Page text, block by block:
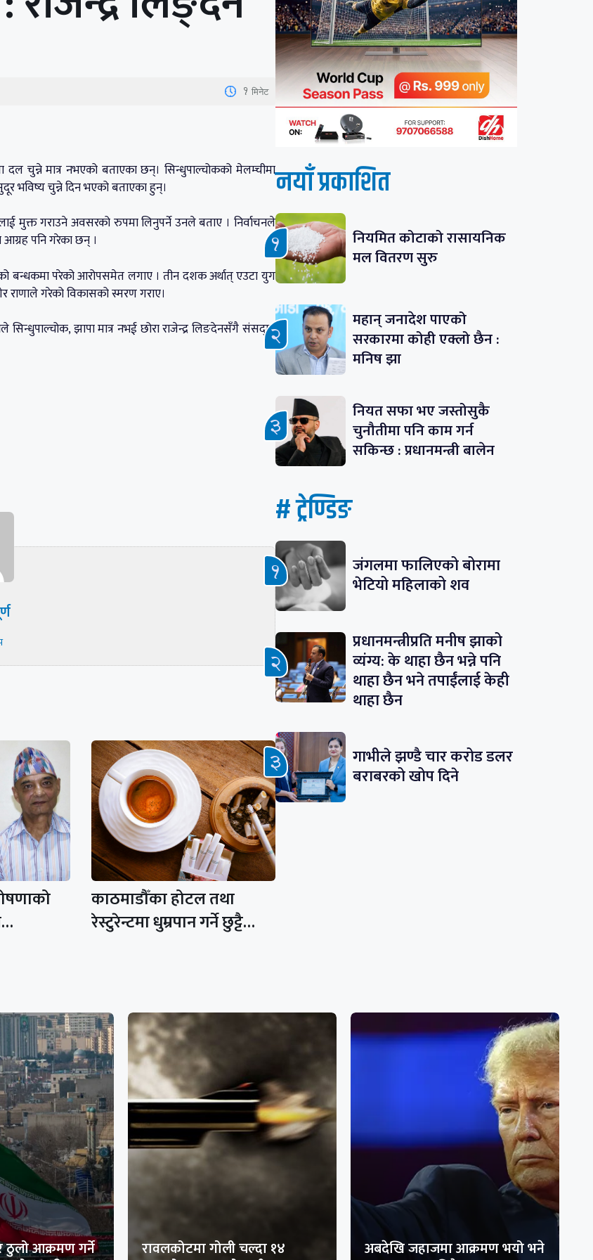
1 मिनेट
दल चुन्ने मात्र नभएको बताएका छन्। सिन्धुपाल्चोकको मेलम्चीमा
भविष्य चुन्ने दिन भएको बताएका हुन्।
मुक्त गराउने अवसरको रुपमा लिनुपर्ने उनले बताए । निर्वाचनले
पनि गरेका छन् ।
बन्धकमा परेको आरोपसमेत लगाए । तीन दशक अर्थात् एउटा युग
गरेको विकासको स्मरण गराए।
सिन्धुपाल्चोक, झापा मात्र नभई छोरा राजेन्द्र लिङदेनसँगै संसद्‌मा
काठमाडौँका होटल तथा
रेस्टुरेन्टमा धुम्रपान गर्ने छुट्टै…
नयाँ प्रकाशित
नियमित कोटाको रासायनिक
मल वितरण सुरु
महान् जनादेश पाएको
सरकारमा कोही एक्लो छैन :
मनिष झा
नियत सफा भए जस्तोसुकै
चुनौतीमा पनि काम गर्न
सकिन्छ : प्रधानमन्त्री बालेन
# ट्रेण्डिङ
जंगलमा फालिएको बोरामा
भेटियो महिलाको शव
प्रधानमन्त्रीप्रति मनीष झाको
व्यंग्य: के थाहा छैन भन्ने पनि
थाहा छैन भने तपाईंलाई केही
थाहा छैन
गाभीले झण्डै चार करोड डलर
बराबरको खोप दिने
ठुलो आक्रमण गर्ने रावलकोटमा गोली चल्दा १४ अबदेखि जहाजमा आक्रमण भयो भने